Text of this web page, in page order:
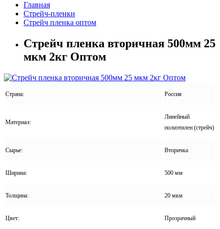
Главная
Стрейч-пленки
Стрейч пленка оптом
Стрейч пленка вторичная 500мм 25
мкм 2кг Оптом
Страна: Россия
Материал:
Линейный
полиэтилен (стрейч)
Сырье: Вторичка
Ширина: 500 мм
Толщина: 20 мкм
Цвет: Прозрачный